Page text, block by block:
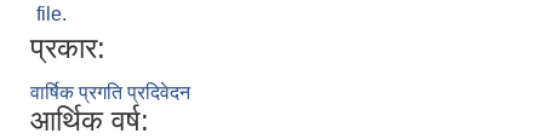
file.
प्रकार:
वार्षिक प्रगति प्रदिवेदन
आर्थिक वर्ष: